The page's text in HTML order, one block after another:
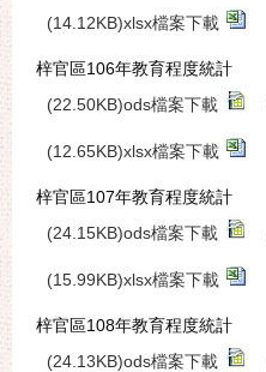
(14.12KB)xlsx檔案下載
梓官區106年教育程度統計
(22.50KB)ods檔案下載
(12.65KB)xlsx檔案下載
梓官區107年教育程度統計
(24.15KB)ods檔案下載
(15.99KB)xlsx檔案下載
梓官區108年教育程度統計
(24.13KB)ods檔案下載